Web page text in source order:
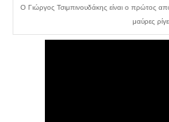
Ο Γιώργος Τσιμπινουδάκης είναι ο πρώτος από
μαύρες